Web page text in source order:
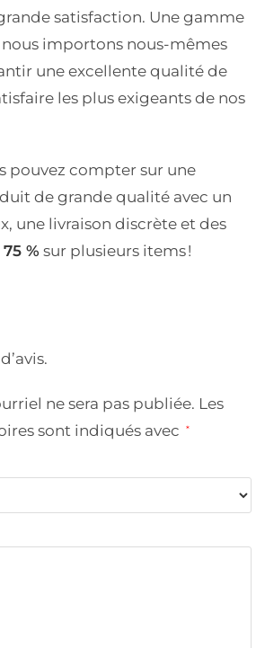
satisfaction. Une gamme
importons nous-mêmes
une excellente qualité de
les plus exigeants de nos
pouvez compter sur une
de grande qualité avec un
une livraison discrète et des
% sur plusieurs items !
ne sera pas publiée. Les
sont indiqués avec
*